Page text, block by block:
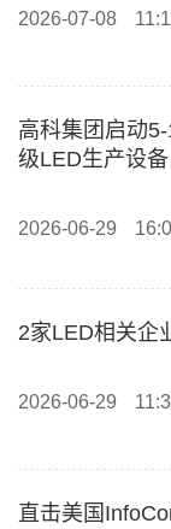
2026-07-08
高科集团启动
级LED生产设备
2026-06-29
2家LED相关企
2026-06-29
直击美国